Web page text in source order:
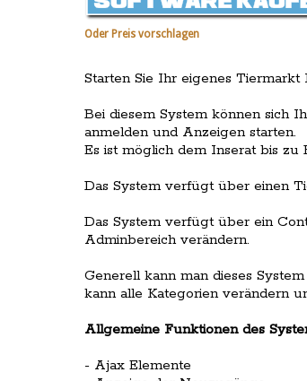
Oder Preis vorschlagen
Starten Sie Ihr eigenes Tiermarkt
Bei diesem System können sich
anmelden und Anzeigen starten.
Es ist möglich dem Inserat bis zu
Das System verfügt über einen
Das System verfügt über ein
Adminbereich verändern.
Generell kann man dieses
kann alle Kategorien verändern
Allgemeine Funktionen des
- Ajax Elemente